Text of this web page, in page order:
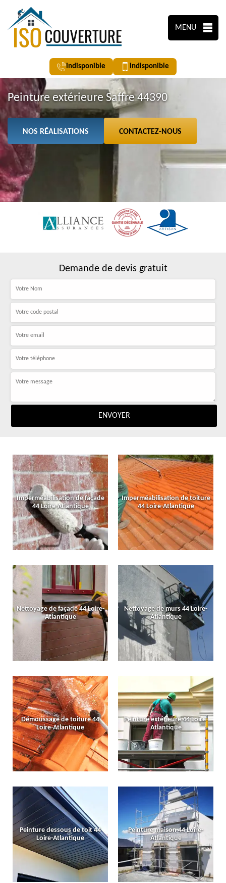
MENU
indisponible indisponible
Peinture extérieure Saffre 44390
NOS RÉALISATIONS CONTACTEZ-NOUS
Demande de devis gratuit
Imperméabilisation de façade
44 Loire-Atlantique
Imperméabilisation de toiture
44 Loire-Atlantique
Nettoyage de façade 44 Loire-
Atlantique
Nettoyage de murs 44 Loire-
Atlantique
Démoussage de toiture 44
Loire-Atlantique
Peinture extérieure 44 Loire-
Atlantique
Peinture dessous de toit 44
Loire-Atlantique
Peinture maison 44 Loire-
Atlantique